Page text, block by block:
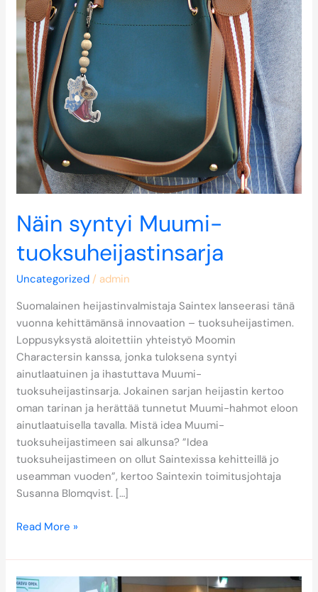
Näin syntyi Muumi-
tuoksuheijastinsarja
Uncategorized / admin
Suomalainen heijastinvalmistaja Saintex lanseerasi tänä
vuonna kehittämänsä innovaation – tuoksuheijastimen.
Loppusyksystä aloitettiin yhteistyö Moomin
Charactersin kanssa, jonka tuloksena syntyi
ainutlaatuinen ja ihastuttava Muumi-
tuoksuheijastinsarja. Jokainen sarjan heijastin kertoo
oman tarinan ja herättää tunnetut Muumi-hahmot eloon
ainutlaatuisella tavalla. Mistä idea Muumi-
tuoksuheijastimeen sai alkunsa? ”Idea
tuoksuheijastimeen on ollut Saintexissa kehitteillä jo
useamman vuoden”, kertoo Saintexin toimitusjohtaja
Susanna Blomqvist. […]
Read More »
Saintex